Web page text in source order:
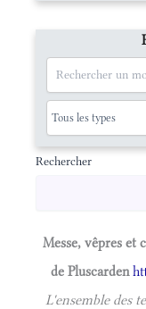
Rechercher
Messe, vêpres et
de Pluscarden
L'ensemble des